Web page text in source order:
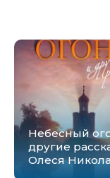
Небесный
другие
Олеся